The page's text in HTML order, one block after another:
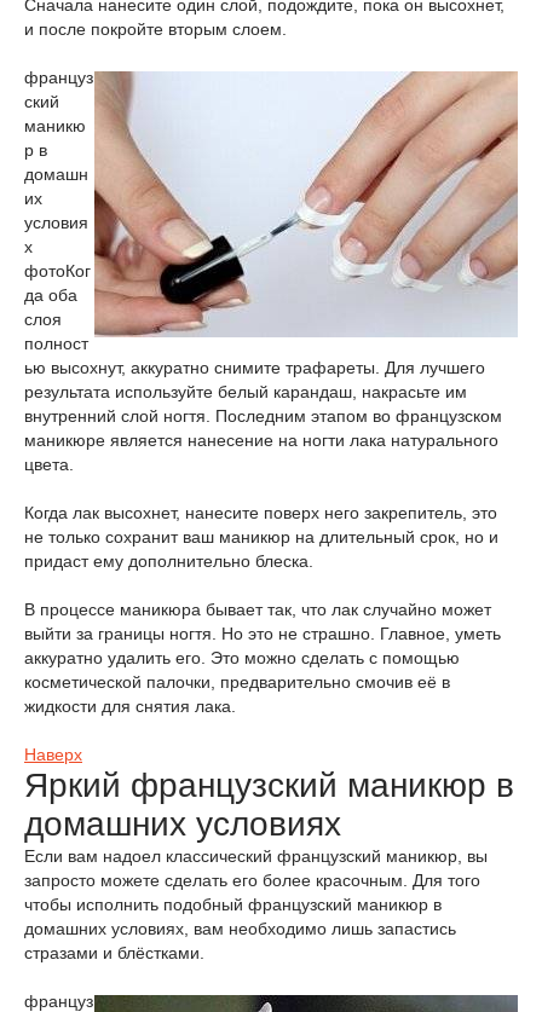
Сначала нанесите один слой, подождите, пока он высохнет,
и после покройте вторым слоем.
француз
ский
маникю
р в
домашн
их
условия
х
фотоКог
да оба
слоя
полност
ью высохнут, аккуратно снимите трафареты. Для лучшего
результата используйте белый карандаш, накрасьте им
внутренний слой ногтя. Последним этапом во французском
маникюре является нанесение на ногти лака натурального
цвета.
Когда лак высохнет, нанесите поверх него закрепитель, это
не только сохранит ваш маникюр на длительный срок, но и
придаст ему дополнительно блеска.
В процессе маникюра бывает так, что лак случайно может
выйти за границы ногтя. Но это не страшно. Главное, уметь
аккуратно удалить его. Это можно сделать с помощью
косметической палочки, предварительно смочив её в
жидкости для снятия лака.
Наверх
Яркий французский маникюр в
домашних условиях
Если вам надоел классический французский маникюр, вы
запросто можете сделать его более красочным. Для того
чтобы исполнить подобный французский маникюр в
домашних условиях, вам необходимо лишь запастись
стразами и блёстками.
француз